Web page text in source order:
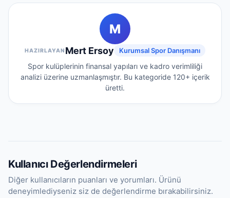
istatistik platformlarından derlenmektedir.
Transfer ve kadro güncellemeleri periyodik
olarak takip edilerek veritabanı güncel
M
HAZIRLAYAN Mert Ersoy Kurumsal Spor Danışmanı
Spor kulüplerinin finansal yapıları ve kadro verimliliği
analizi üzerine uzmanlaşmıştır. Bu kategoride 120+ içerik
üretti.
Kullanıcı Değerlendirmeleri
Diğer kullanıcıların puanları ve yorumları. Ürünü
deneyimlediyseniz siz de değerlendirme bırakabilirsiniz.